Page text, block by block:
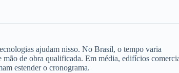
ajudam nisso. No Brasil, o tempo varia
de obra qualificada. Em média, edifícios
estender o cronograma.